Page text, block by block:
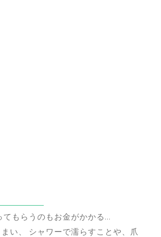
もらうのもお金がかかる…
い、 シャワーで濡らすことや、爪